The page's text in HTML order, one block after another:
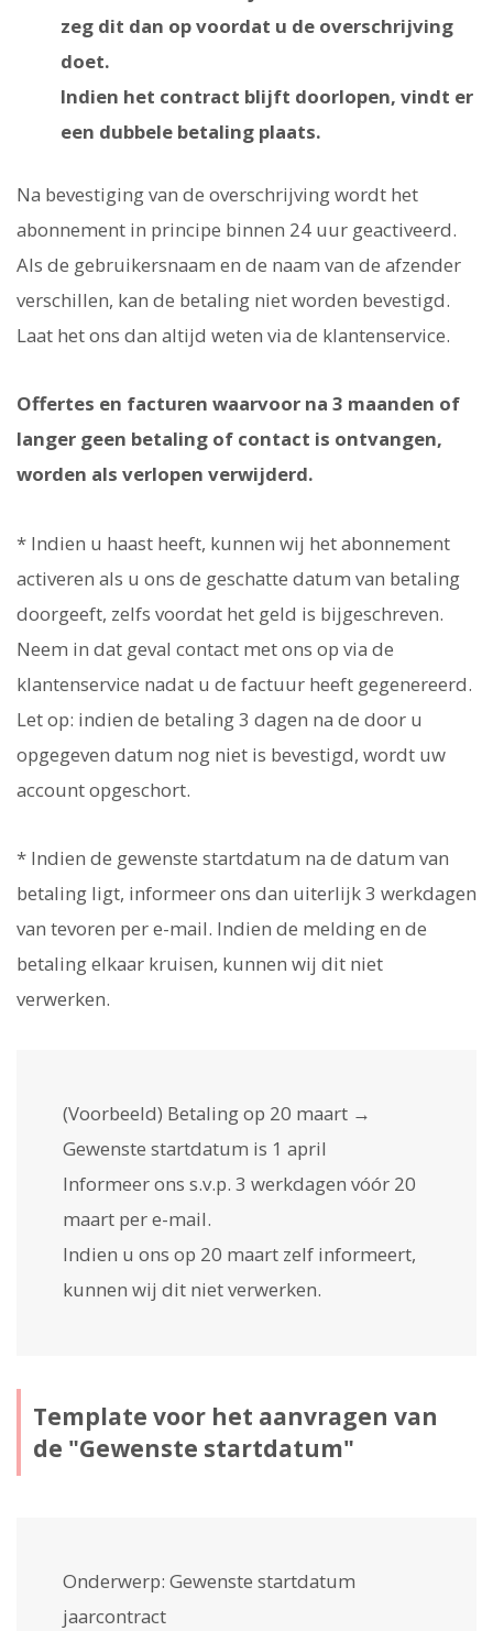
zeg dit dan op voordat u de overschrijving
doet.
Indien het contract blijft doorlopen, vindt er
een dubbele betaling plaats.
Na bevestiging van de overschrijving wordt het
abonnement in principe binnen 24 uur geactiveerd.
Als de gebruikersnaam en de naam van de afzender
verschillen, kan de betaling niet worden bevestigd.
Laat het ons dan altijd weten via de klantenservice.
Offertes en facturen waarvoor na 3 maanden of
langer geen betaling of contact is ontvangen,
worden als verlopen verwijderd.
* Indien u haast heeft, kunnen wij het abonnement
activeren als u ons de geschatte datum van betaling
doorgeeft, zelfs voordat het geld is bijgeschreven.
Neem in dat geval contact met ons op via de
klantenservice nadat u de factuur heeft gegenereerd.
Let op: indien de betaling 3 dagen na de door u
opgegeven datum nog niet is bevestigd, wordt uw
account opgeschort.
* Indien de gewenste startdatum na de datum van
betaling ligt, informeer ons dan uiterlijk 3 werkdagen
van tevoren per e-mail. Indien de melding en de
betaling elkaar kruisen, kunnen wij dit niet
verwerken.
(Voorbeeld) Betaling op 20 maart →
Gewenste startdatum is 1 april
Informeer ons s.v.p. 3 werkdagen vóór 20
maart per e-mail.
Indien u ons op 20 maart zelf informeert,
kunnen wij dit niet verwerken.
Template voor het aanvragen van
de "Gewenste startdatum"
Onderwerp: Gewenste startdatum
jaarcontract